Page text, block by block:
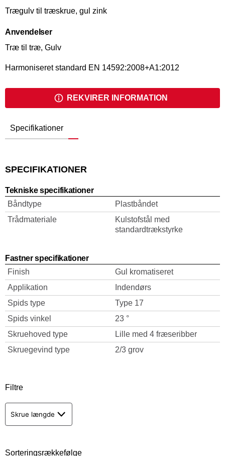
Trægulv til træskrue, gul zink
Anvendelser
Træ til træ, Gulv
Harmoniseret standard EN 14592:2008+A1:2012
REKVIRER INFORMATION
Specifikationer
SPECIFIKATIONER
Tekniske specifikationer
Båndtype
Plastbåndet
Trådmateriale
Kulstofstål med
standardtrækstyrke
Fastner specifikationer
Finish
Gul kromatiseret
Applikation
Indendørs
Spids type
Type 17
Spids vinkel
23 °
Skruehoved type
Lille med 4 fræseribber
Skruegevind type
2/3 grov
Filtre
Skrue længde
Sorteringsrækkefølge